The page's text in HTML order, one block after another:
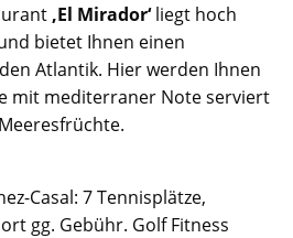
‚El Mirador‘liegt hoch
bietet Ihnen einen
Atlantik. Hier werden Ihnen
mit mediterraner Note serviert
Casal: 7 Tennisplätze,
gg. Gebühr. Golf Fitness